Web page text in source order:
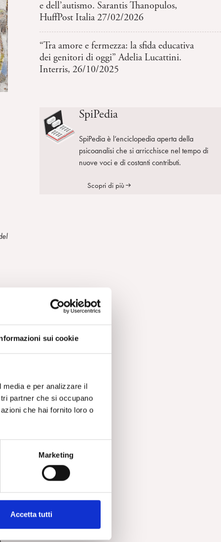
sui cookie
e per analizzare il
partner che si occupano
che hai fornito loro o
Marketing
Accetta tutti
e dell’autismo. Sarantis Thanopulos,
HuffPost Italia 27/02/2026
“Tra amore e fermezza: la sfida educativa
dei genitori di oggi” Adelia Lucattini.
Interris, 26/10/2025
SpiPedia
SpiPedia è l’enciclopedia aperta della
psicoanalisi che si arricchisce nel tempo di
nuove voci e di costanti contributi.
Scopri di più